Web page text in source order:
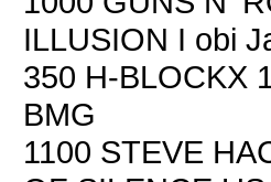
ILLUSION I obi
350 H-BLOCKX
BMG
1100 STEVE